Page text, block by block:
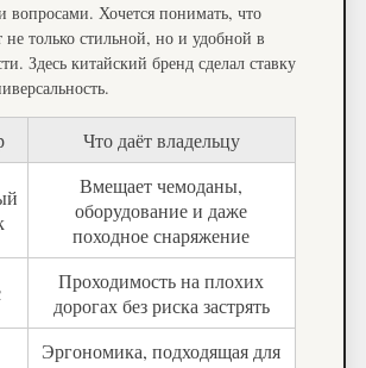
вопросами. Хочется понимать, что
только стильной, но и удобной в
Здесь китайский бренд сделал ставку
Что даёт владельцу
Вмещает чемоданы,
оборудование и даже
походное снаряжение
Проходимость на плохих
дорогах без риска застрять
Эргономика, подходящая для